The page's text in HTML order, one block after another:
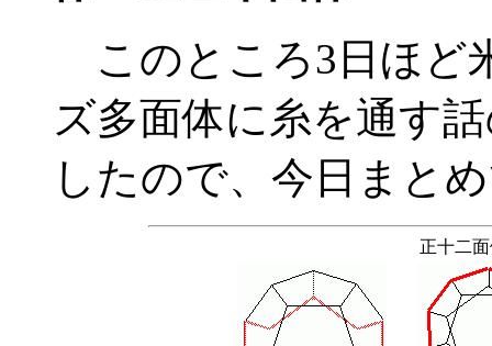
このところ3日ほど
ズ多面体に糸を通す
したので、今日まと
正十二